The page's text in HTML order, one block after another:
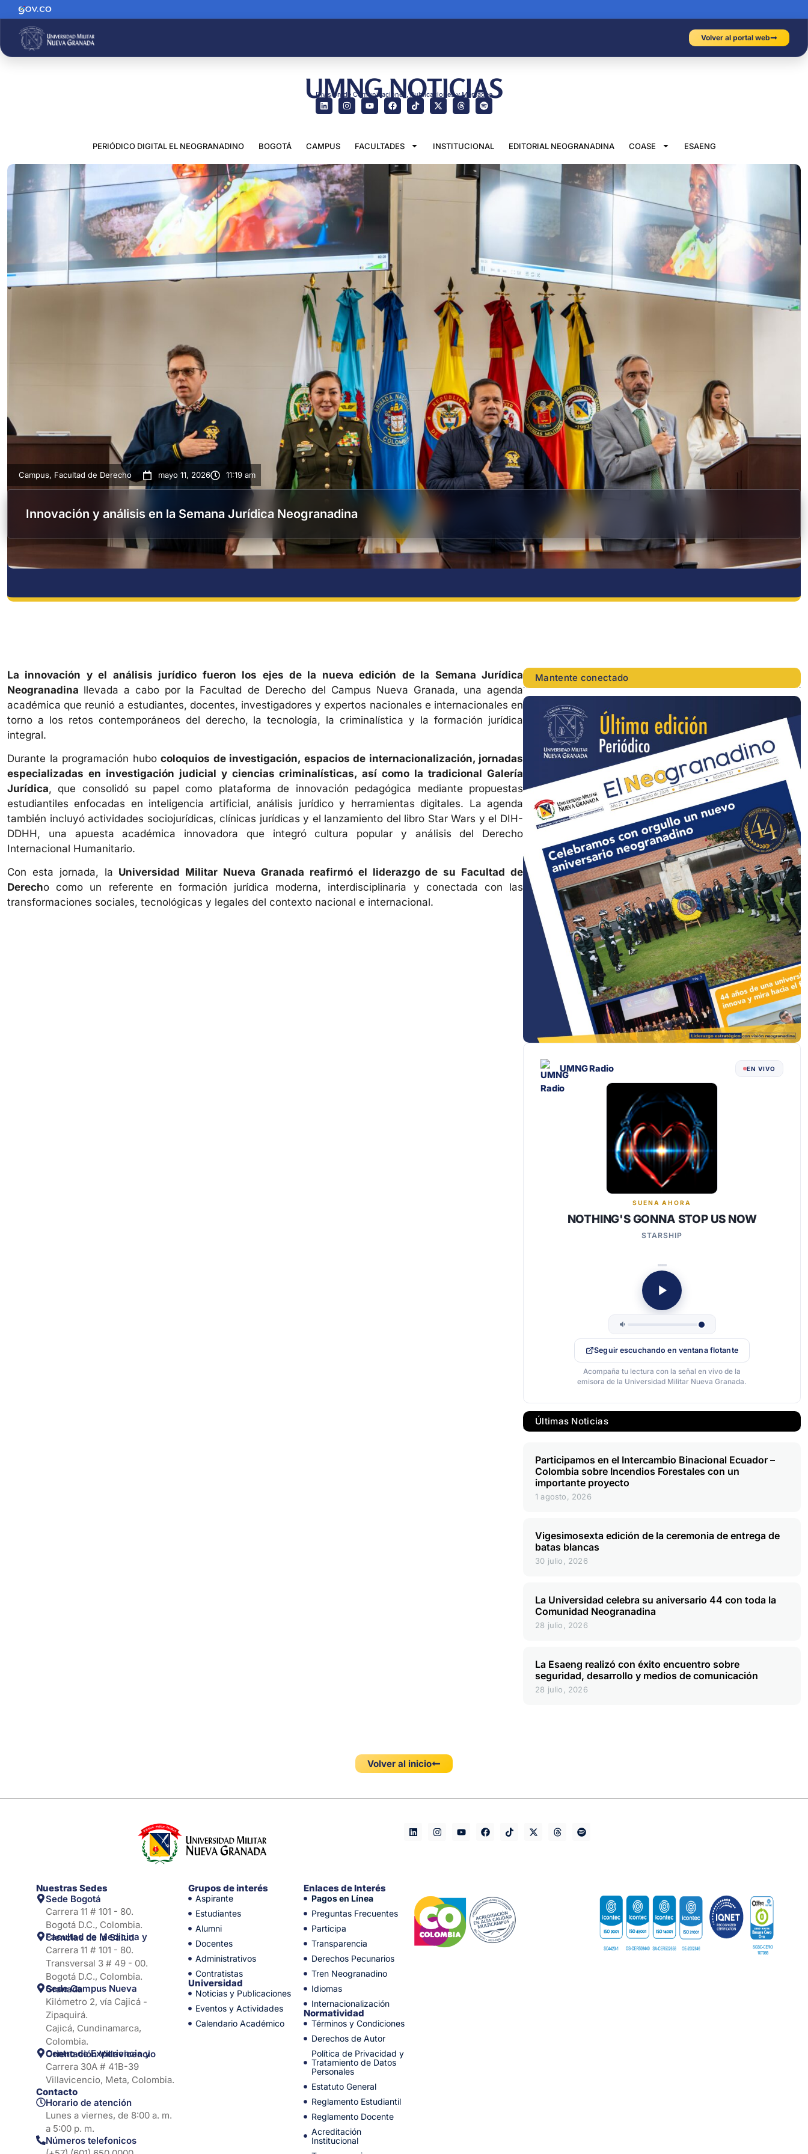
Volver al portal web
UMNG NOTICIAS
División de Comunicaciones, Publicaciones y Mercadeo
PERIÓDICO DIGITAL EL NEOGRANADINO BOGOTÁ CAMPUS FACULTADES INSTITUCIONAL EDITORIAL NEOGRANADINA COASE ESAENG
Campus, Facultad de Derecho mayo 11, 2026 11:19 am
Innovación y análisis en la Semana Jurídica Neogranadina
La innovación y el análisis jurídico fueron los ejes de la nueva edición de la Semana Jurídica
Neogranadina llevada a cabo por la Facultad de Derecho del Campus Nueva Granada, una agenda
académica que reunió a estudiantes, docentes, investigadores y expertos nacionales e internacionales en
torno a los retos contemporáneos del derecho, la tecnología, la criminalística y la formación jurídica
integral.
Durante la programación hubo coloquios de investigación, espacios de internacionalización, jornadas
especializadas en investigación judicial y ciencias criminalísticas, así como la tradicional Galería
Jurídica, que consolidó su papel como plataforma de innovación pedagógica mediante propuestas
estudiantiles enfocadas en inteligencia artificial, análisis jurídico y herramientas digitales. La agenda
también incluyó actividades sociojurídicas, clínicas jurídicas y el lanzamiento del libro Star Wars y el DIH-
DDHH, una apuesta académica innovadora que integró cultura popular y análisis del Derecho
Internacional Humanitario.
Con esta jornada, la Universidad Militar Nueva Granada reafirmó el liderazgo de su Facultad de
Derecho como un referente en formación jurídica moderna, interdisciplinaria y conectada con las
transformaciones sociales, tecnológicas y legales del contexto nacional e internacional.
Mantente conectado
UMNG Radio EN VIVO
SUENA AHORA
NOTHING'S GONNA STOP US NOW
STARSHIP
Seguir escuchando en ventana flotante
Acompaña tu lectura con la señal en vivo de la
emisora de la Universidad Militar Nueva Granada.
Últimas Noticias
Participamos en el Intercambio Binacional Ecuador –
Colombia sobre Incendios Forestales con un
importante proyecto
1 agosto, 2026
Vigesimosexta edición de la ceremonia de entrega de
batas blancas
30 julio, 2026
La Universidad celebra su aniversario 44 con toda la
Comunidad Neogranadina
28 julio, 2026
La Esaeng realizó con éxito encuentro sobre
seguridad, desarrollo y medios de comunicación
28 julio, 2026
Volver al inicio
Nuestras Sedes
Sede Bogotá
Carrera 11 # 101 - 80.
Bogotá D.C., Colombia.
Facultad de Medicina y Ciencias de la Salud
Carrera 11 # 101 - 80.
Transversal 3 # 49 - 00.
Bogotá D.C., Colombia.
Sede Campus Nueva Granada
Kilómetro 2, vía Cajicá -
Zipaquirá.
Cajicá, Cundinamarca,
Colombia.
Centro de Experiencia y Orientación Villavicencio
Carrera 30A # 41B-39
Villavicencio, Meta, Colombia.
Contacto
Horario de atención
Lunes a viernes, de 8:00 a. m.
a 5:00 p. m.
Números telefonicos
Grupos de interés
Aspirante
Estudiantes
Alumni
Docentes
Administrativos
Contratistas
Universidad
Noticias y Publicaciones
Eventos y Actividades
Calendario Académico
Enlaces de Interés
Pagos en Línea
Preguntas Frecuentes
Participa
Transparencia
Derechos Pecunarios
Tren Neogranadino
Idiomas
Internacionalización
Normatividad
Términos y Condiciones
Derechos de Autor
Política de Privacidad y
Tratamiento de Datos
Personales
Estatuto General
Reglamento Estudiantil
Reglamento Docente
Acreditación
Institucional